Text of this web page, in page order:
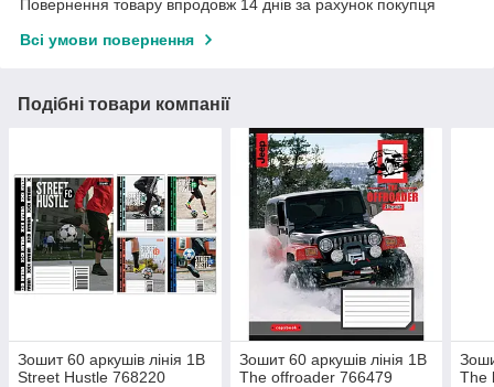
Повернення товару впродовж 14 днів за рахунок покупця
Всі умови повернення
Подібні товари компанії
Зошит 60 аркушів лінія 1В
Street Hustle 768220
Зошит 60 аркушів лінія 1В
The offroader 766479
The